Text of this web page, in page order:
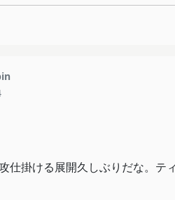
仕掛ける展開久しぶりだな。